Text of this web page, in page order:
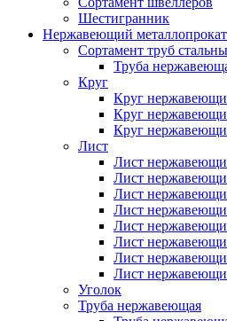
Шестигранник
Нержавеющий металлопрокат
Сортамент труб
Труба
Круг
Круг
Круг
Круг
Лист
Лист
Лист
Лист
Лист
Лист
Лист
Лист
Лист
Уголок
Труба нержавеющая